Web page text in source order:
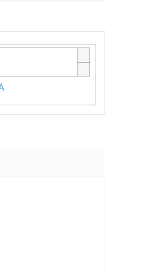
z 5 hviezdičiek.
z 5 hviezdičiek.